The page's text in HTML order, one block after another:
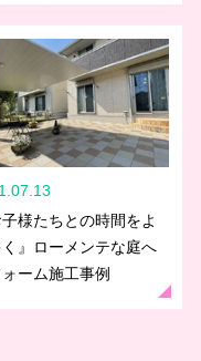
子様たちとの時間をよ
く』ローメンテな庭へ
ォーム施工事例